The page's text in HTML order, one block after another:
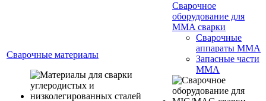
Сварочные материалы
Сварочное
оборудование для
MMA сварки
Сварочные
аппараты MMA
Запасные части
MMA